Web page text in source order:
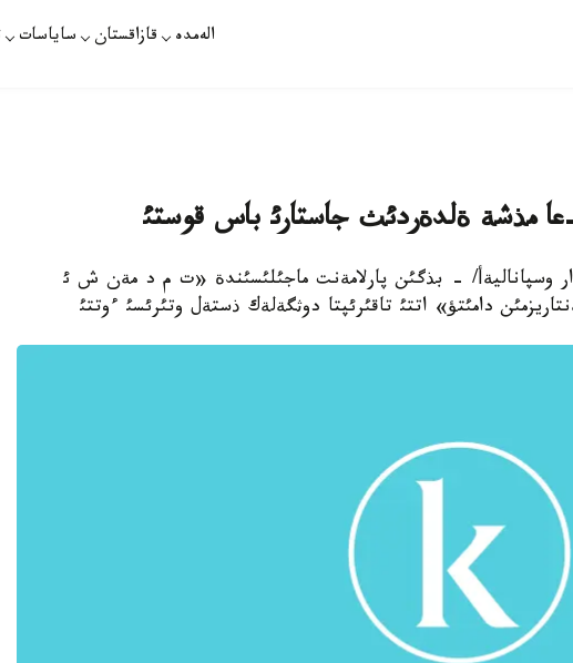
الەمدە قازاقستان ساياسات
مذشة ةلدةردئث جاستارئ باس قوستئ
قازاقپارات /ايدار وسپاناليةأ/ - بذگئن پارلامةنت ماجئلئسئندة «ت م د مةن ش ئ
دامئتؤ» اتتئ تاقئرئپتا دوثگةلةك ذستةل وتئرئسئ ءوتتئ